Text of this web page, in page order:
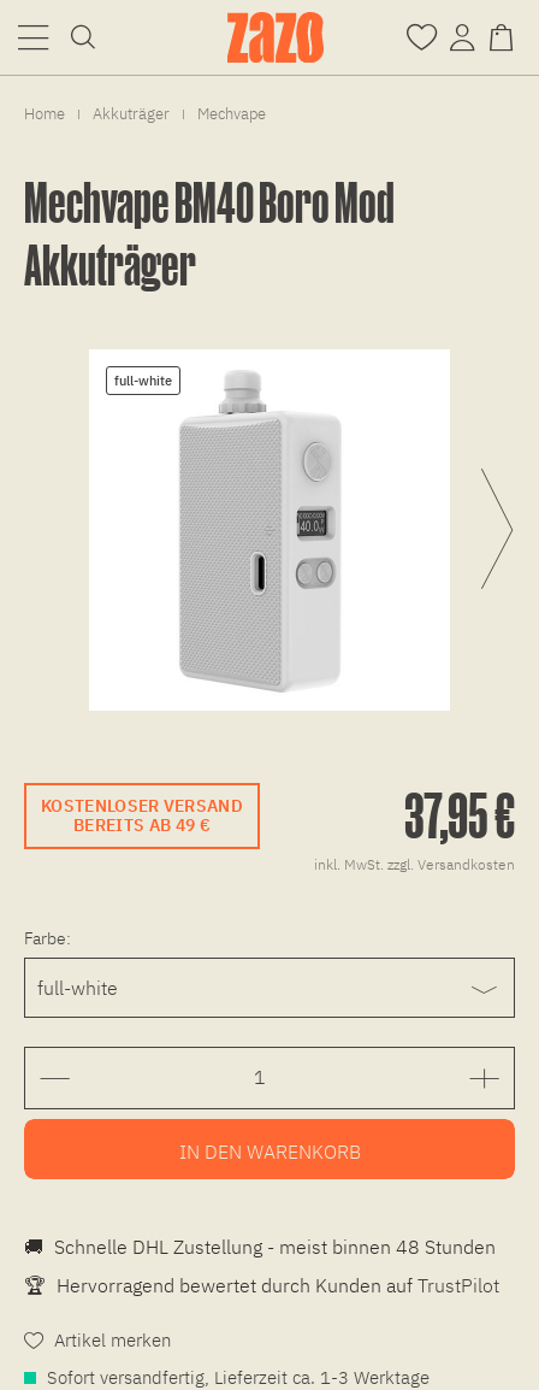
Home | Akkuträger | Mechvape
Mechvape BM40 Boro Mod
Akkuträger
full-white
KOSTENLOSER VERSAND
BEREITS AB 49 €
37,95 €
inkl. MwSt. zzgl. Versandkosten
Farbe:
IN DEN WARENKORB
🚚 Schnelle DHL Zustellung - meist binnen 48 Stunden
🏆 Hervorragend bewertet durch Kunden auf TrustPilot
Artikel merken
Sofort versandfertig, Lieferzeit ca. 1-3 Werktage